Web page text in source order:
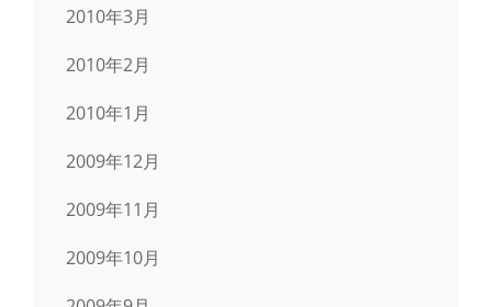
2010年3月
2010年2月
2010年1月
2009年12月
2009年11月
2009年10月